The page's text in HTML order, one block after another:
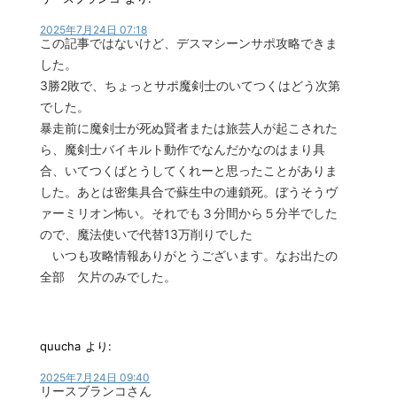
2025年7月24日 07:18
この記事ではないけど、デスマシーンサポ攻略できま
した。
3勝2敗で、ちょっとサポ魔剣士のいてつくはどう次第
でした。
暴走前に魔剣士が死ぬ賢者または旅芸人が起こされた
ら、魔剣士バイキルト動作でなんだかなのはまり具
合、いてつくばとうしてくれーと思ったことがありま
した。あとは密集具合で蘇生中の連鎖死。ぼうそうヴ
ァーミリオン怖い。それでも３分間から５分半でした
ので、魔法使いで代替13万削りでした
いつも攻略情報ありがとうございます。なお出たの
全部 欠片のみでした。
quucha より:
2025年7月24日 09:40
リースブランコさん